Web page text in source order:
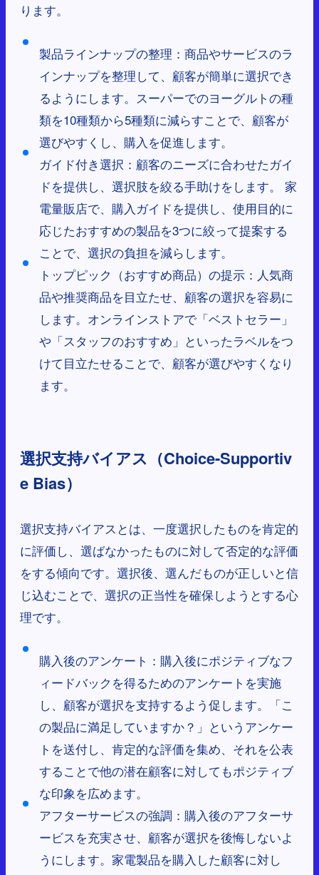
ります。
製品ラインナップの整理：商品やサービスのラ
インナップを整理して、顧客が簡単に選択でき
るようにします。スーパーでのヨーグルトの種
類を10種類から5種類に減らすことで、顧客が
選びやすくし、購入を促進します。
ガイド付き選択：顧客のニーズに合わせたガイ
ドを提供し、選択肢を絞る手助けをします。 家
電量販店で、購入ガイドを提供し、使用目的に
応じたおすすめの製品を3つに絞って提案する
ことで、選択の負担を減らします。
トップピック（おすすめ商品）の提示：人気商
品や推奨商品を目立たせ、顧客の選択を容易に
します。オンラインストアで「ベストセラー」
や「スタッフのおすすめ」といったラベルをつ
けて目立たせることで、顧客が選びやすくなり
ます。
選択支持バイアス（Choice-Supportiv
e Bias）
選択支持バイアスとは、一度選択したものを肯定的
に評価し、選ばなかったものに対して否定的な評価
をする傾向です。選択後、選んだものが正しいと信
じ込むことで、選択の正当性を確保しようとする心
理です。
購入後のアンケート：購入後にポジティブなフ
ィードバックを得るためのアンケートを実施
し、顧客が選択を支持するよう促します。「こ
の製品に満足していますか？」というアンケー
トを送付し、肯定的な評価を集め、それを公表
することで他の潜在顧客に対してもポジティブ
な印象を広めます。
アフターサービスの強調：購入後のアフターサ
ービスを充実させ、顧客が選択を後悔しないよ
うにします。家電製品を購入した顧客に対し